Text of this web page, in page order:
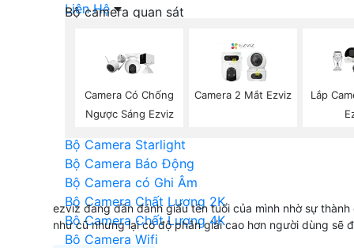
Bộ camera quan sát
Camera KBVISION Trọn Bộ
Camera DAHUA Trọn Bộ
Camera giá Rẻ Trọn Bộ
Bộ Camera Nên Dùng
Bộ Camera Starlight
Bộ Camera Báo Động
Bộ Camera có Ghi Âm
Bộ Camera Chất Lượng 2K
Bộ Camera Chất Lượng 4K
Bộ Camera Wifi
Liên Hệ
Camera Có Chống
Ngược Sáng Ezviz
Camera 2 Mắt Ezviz
Lắp
ezviz đang dần đánh giấu tên tuổi của mình nhờ sự
như cũ nhưng lại có độ phân giải cao hơn người dùng sẽ